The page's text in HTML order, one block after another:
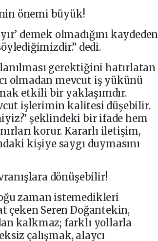
önemi büyük!
demek olmadığını kaydeden
dedi.
gerektiğini hatırlatan
olmadan mevcut iş yükünü
etkili bir yaklaşımdır.
işlerimin kalitesi düşebilir.
şeklindeki bir ifade hem
korur. Kararlı iletişim,
kişiye saygı duymasını
dönüşebilir!
zaman istemedikleri
Seren Doğantekin,
kalkmaz; farklı yollarla
çalışmak, alaycı